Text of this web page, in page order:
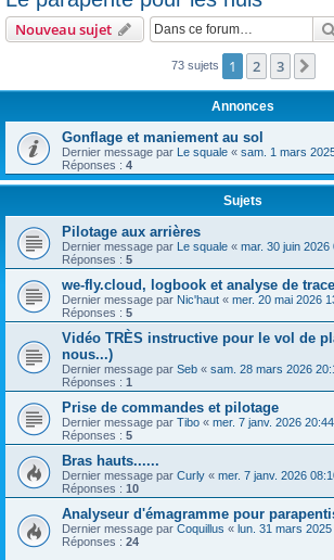
Nouveau sujet
73 sujets 1 2 3
Annonces
Gonflage et maniement au sol
Dernier message par Le squale « sam. 1 mars
Réponses : 4
Sujets
Pilotage aux arrières
Dernier message par Le squale « mar. 30 juin 2026
Réponses : 5
we-fly.cloud, logbook et analyse de
Dernier message par Nic'haut « mer. 20 mai 2026
Réponses : 5
Vidéo TRÈS instructive pour le vol de
nous...)
Dernier message par Seb « sam. 28 mars 2026
Réponses : 1
Prise de commandes et pilotage
Dernier message par Tibo « mer. 7 janv. 2026 20:44
Réponses : 5
Bras hauts......
Dernier message par Curly « mer. 7 janv. 2026
Réponses : 10
Analyseur d'émagramme pour
Dernier message par Coquillus « lun. 31 mars
Réponses : 24